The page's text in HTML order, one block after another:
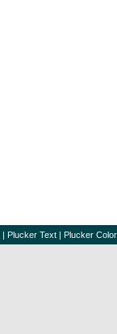
| Plucker Text | Plucker Color